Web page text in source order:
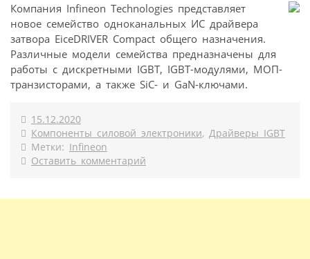
Компания Infineon Technologies представляет
новое семейство одноканальных ИС драйвера
затвора EiceDRIVER Compact общего назначения.
Различные модели семейства предназначены для
работы с дискретными IGBT, IGBT-модулями, МОП-
транзисторами, а также SiC- и GaN-ключами.
15.12.2020
Компоненты силовой электроники, Драйверы IGBT
Метки: Infineon
Оставить комментарий